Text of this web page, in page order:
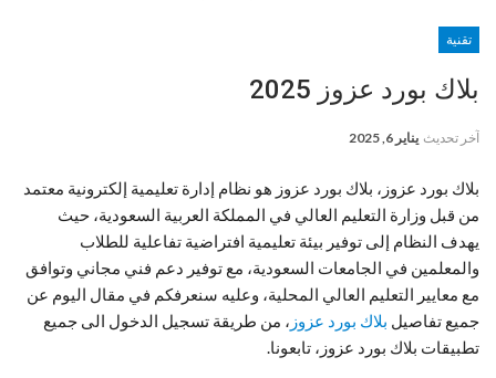
تقنية
بلاك بورد عزوز 2025
آخر تحديث يناير 6, 2025
بلاك بورد عزوز، بلاك بورد عزوز هو نظام إدارة تعليمية إلكترونية معتمد
من قبل وزارة التعليم العالي في المملكة العربية السعودية، حيث
يهدف النظام إلى توفير بيئة تعليمية افتراضية تفاعلية للطلاب
والمعلمين في الجامعات السعودية، مع توفير دعم فني مجاني وتوافق
مع معايير التعليم العالي المحلية، وعليه سنعرفكم في مقال اليوم عن
جميع تفاصيل بلاك بورد عزوز ، من طريقة تسجيل الدخول الى جميع
تطبيقات بلاك بورد عزوز، تابعونا.